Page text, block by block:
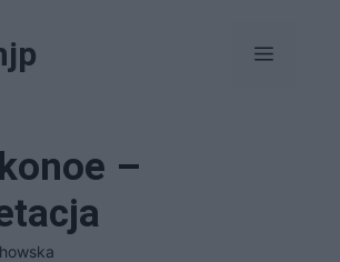
Menu
–